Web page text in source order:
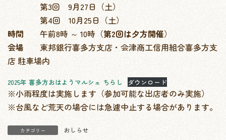
第3回 9月27日（土）
第4回 10月25日（土）
時間 午前8時 ～ 10時（第2回は夕方開催）
会場 東邦銀行喜多方支店・会津商工信用組合喜多方支
店 駐車場内
2025年 喜多方おはようマルシェ ちらし ダウンロード
※小雨程度は実施します（参加可能な出店者のみ実施）
※台風など荒天の場合には急遽中止する場合があります。
カテゴリー おしらせ